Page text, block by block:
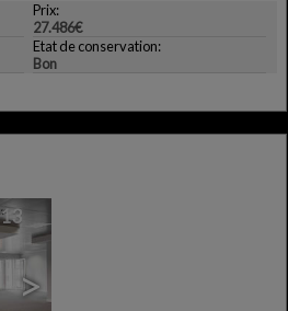
Prix:
27.486€
Etat de conservation:
Bon
>
13